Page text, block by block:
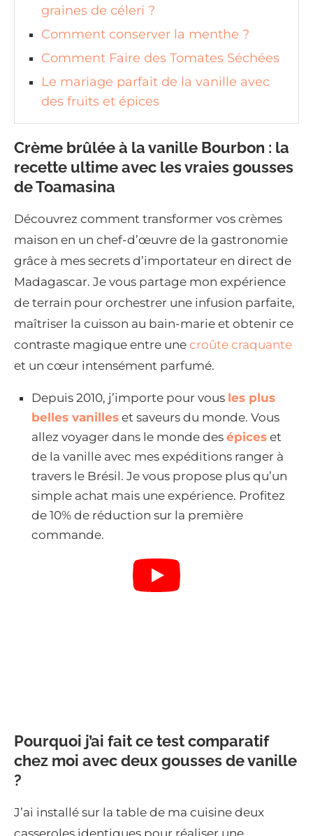
graines de céleri ?
Comment conserver la menthe ?
Comment Faire des Tomates Séchées
Le mariage parfait de la vanille avec
des fruits et épices
Crème brûlée à la vanille Bourbon : la
recette ultime avec les vraies gousses
de Toamasina
Découvrez comment transformer vos crèmes
maison en un chef-d’œuvre de la gastronomie
grâce à mes secrets d’importateur en direct de
Madagascar. Je vous partage mon expérience
de terrain pour orchestrer une infusion parfaite,
maîtriser la cuisson au bain-marie et obtenir ce
contraste magique entre une croûte craquante
et un cœur intensément parfumé.
Depuis 2010, j’importe pour vous les plus
belles vanilles et saveurs du monde. Vous
allez voyager dans le monde des épices et
de la vanille avec mes expéditions ranger à
travers le Brésil. Je vous propose plus qu’un
simple achat mais une expérience. Profitez
de 10% de réduction sur la première
commande.
Pourquoi j’ai fait ce test comparatif
chez moi avec deux gousses de vanille
?
J’ai installé sur la table de ma cuisine deux
casseroles identiques pour réaliser une